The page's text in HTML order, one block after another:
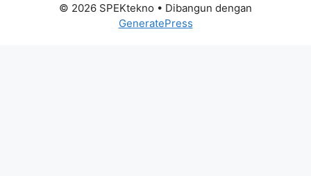
© 2026 SPEKtekno • Dibangun dengan
GeneratePress